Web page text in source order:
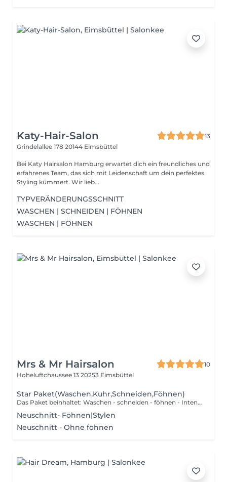
Katy-Hair-Salon
13
Grindelallee 178 20144 Eimsbüttel
Bei Katy Hairsalon Hamburg erwartet dich ein freundliches und
erfahrenes Team, das sich mit Leidenschaft um dein perfektes
Styling kümmert. Wir lieb...
TYPVERÄNDERUNGSSCHNITT
WASCHEN | SCHNEIDEN | FÖHNEN
WASCHEN | FÖHNEN
Mrs & Mr Hairsalon
10
Hoheluftchaussee 13 20253 Eimsbüttel
Star Paket(Waschen,Kuhr,Schneiden,Föhnen)
Das Paket beinhaltet: Waschen - schneiden - föhnen - Intensivkur
Neuschnitt- Föhnen|Stylen
Neuschnitt - Ohne föhnen